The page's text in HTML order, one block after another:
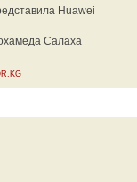
Huawei
Салаха